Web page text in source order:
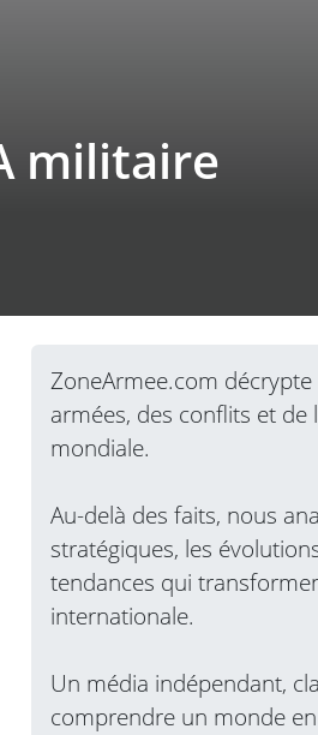
militaire
ZoneArmee.com décrypte
armées, des conflits et de
mondiale.
Au-delà des faits, nous
stratégiques, les
tendances qui
internationale.
Un média indépendant,
comprendre un monde